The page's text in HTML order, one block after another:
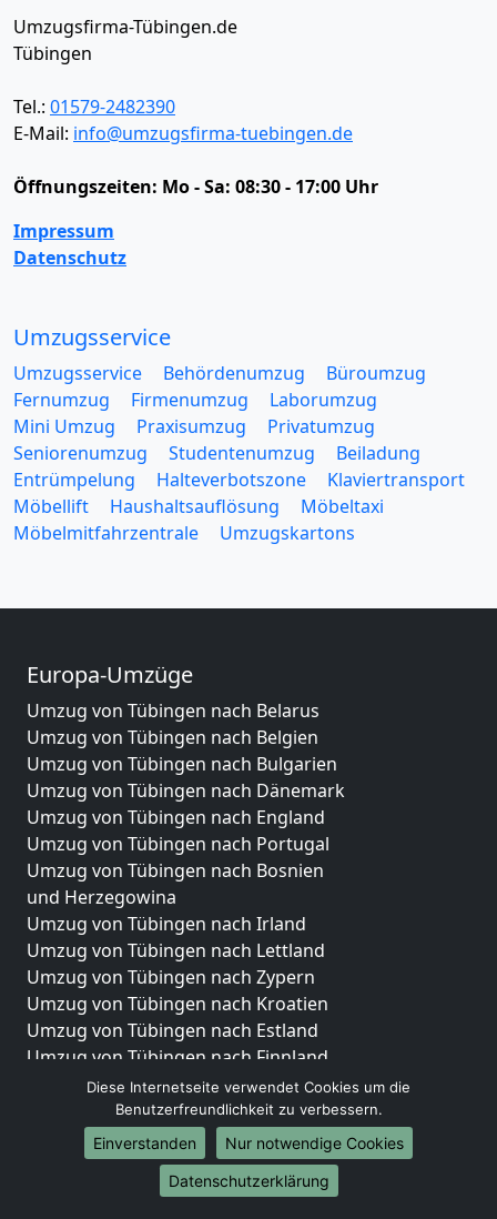
Umzugsfirma-Tübingen.de
Tübingen
Tel.: 01579-2482390
E-Mail: info@umzugsfirma-tuebingen.de
Öffnungszeiten: Mo - Sa: 08:30 - 17:00 Uhr
Impressum
Datenschutz
Umzugsservice
Umzugsservice Behördenumzug
Büroumzug
Fernumzug
Firmenumzug
Laborumzug
Mini Umzug
Praxisumzug
Privatumzug
Seniorenumzug
Studentenumzug
Beiladung
Entrümpelung
Halteverbotszone
Klaviertransport
Möbellift
Haushaltsauflösung
Möbeltaxi
Möbelmitfahrzentrale
Umzugskartons
Europa-Umzüge
Umzug von Tübingen nach Belarus
Umzug von Tübingen nach Belgien
Umzug von Tübingen nach Bulgarien
Umzug von Tübingen nach Dänemark
Umzug von Tübingen nach England
Umzug von Tübingen nach Portugal
Umzug von Tübingen nach Bosnien
und Herzegowina
Umzug von Tübingen nach Irland
Umzug von Tübingen nach Lettland
Umzug von Tübingen nach Zypern
Umzug von Tübingen nach Kroatien
Umzug von Tübingen nach Estland
Umzug von Tübingen nach Finnland
Umzug von Tübingen nach Frankreich
Umzug von Tübingen nach Griechenland
Umzug von Tübingen nach Italien
Umzug von Tübingen nach Liechtenstein
Umzug von Tübingen nach Luxemburg
Diese Internetseite verwendet Cookies um die
Benutzerfreundlichkeit zu verbessern.
Einverstanden
Nur notwendige Cookies
Datenschutzerklärung